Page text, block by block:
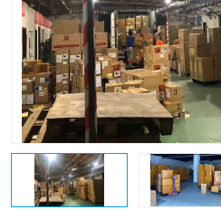
深圳国际物流公司
DHL国际快递电话
新能源电池出口物流